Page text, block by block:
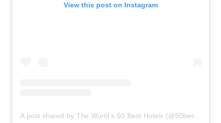
View this post on Instagram